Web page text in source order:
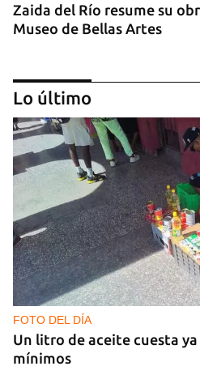
Zaida del Río resume su
Museo de Bellas Artes
Exposiciones de artistas
Lo último
FOTO DEL DÍA
Un litro de aceite cuesta ya
mínimos